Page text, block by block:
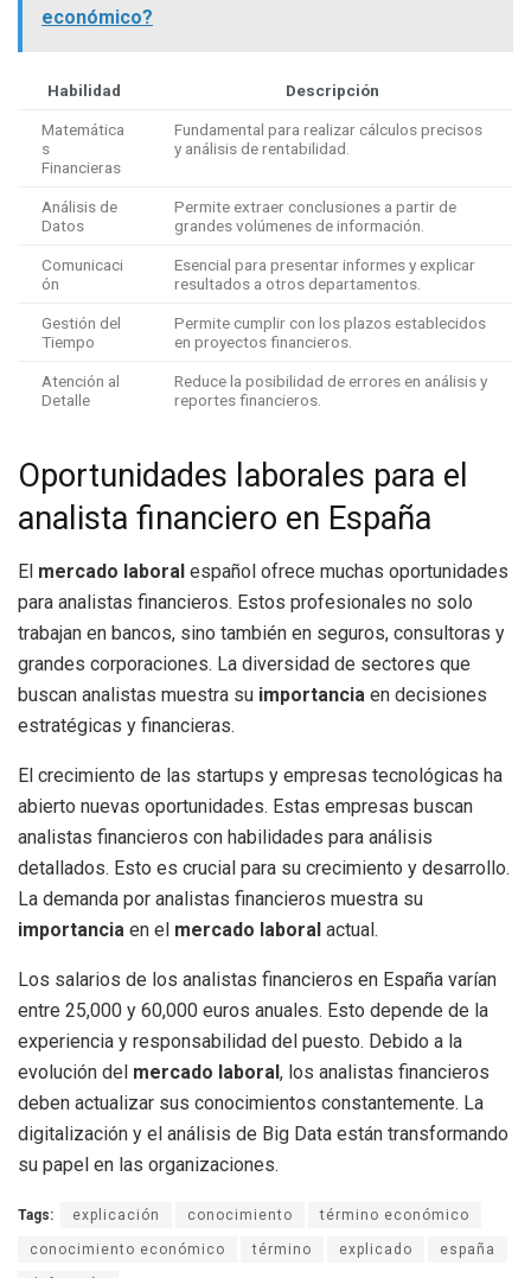
económico?
Habilidad Descripción
Matemática
s
Financieras
Fundamental para realizar cálculos precisos
y análisis de rentabilidad.
Análisis de
Datos
Permite extraer conclusiones a partir de
grandes volúmenes de información.
Comunicaci
ón
Esencial para presentar informes y explicar
resultados a otros departamentos.
Gestión del
Tiempo
Permite cumplir con los plazos establecidos
en proyectos financieros.
Atención al
Detalle
Reduce la posibilidad de errores en análisis y
reportes financieros.
Oportunidades laborales para el
analista financiero en España
El mercado laboral español ofrece muchas oportunidades
para analistas financieros. Estos profesionales no solo
trabajan en bancos, sino también en seguros, consultoras y
grandes corporaciones. La diversidad de sectores que
buscan analistas muestra su importancia en decisiones
estratégicas y financieras.
El crecimiento de las startups y empresas tecnológicas ha
abierto nuevas oportunidades. Estas empresas buscan
analistas financieros con habilidades para análisis
detallados. Esto es crucial para su crecimiento y desarrollo.
La demanda por analistas financieros muestra su
importancia en el mercado laboral actual.
Los salarios de los analistas financieros en España varían
entre 25,000 y 60,000 euros anuales. Esto depende de la
experiencia y responsabilidad del puesto. Debido a la
evolución del mercado laboral, los analistas financieros
deben actualizar sus conocimientos constantemente. La
digitalización y el análisis de Big Data están transformando
su papel en las organizaciones.
Tags: explicación conocimiento término económico
conocimiento económico término explicado españa